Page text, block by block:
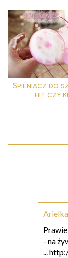
Spieniacz do
hit czy
Arielka
- na
...